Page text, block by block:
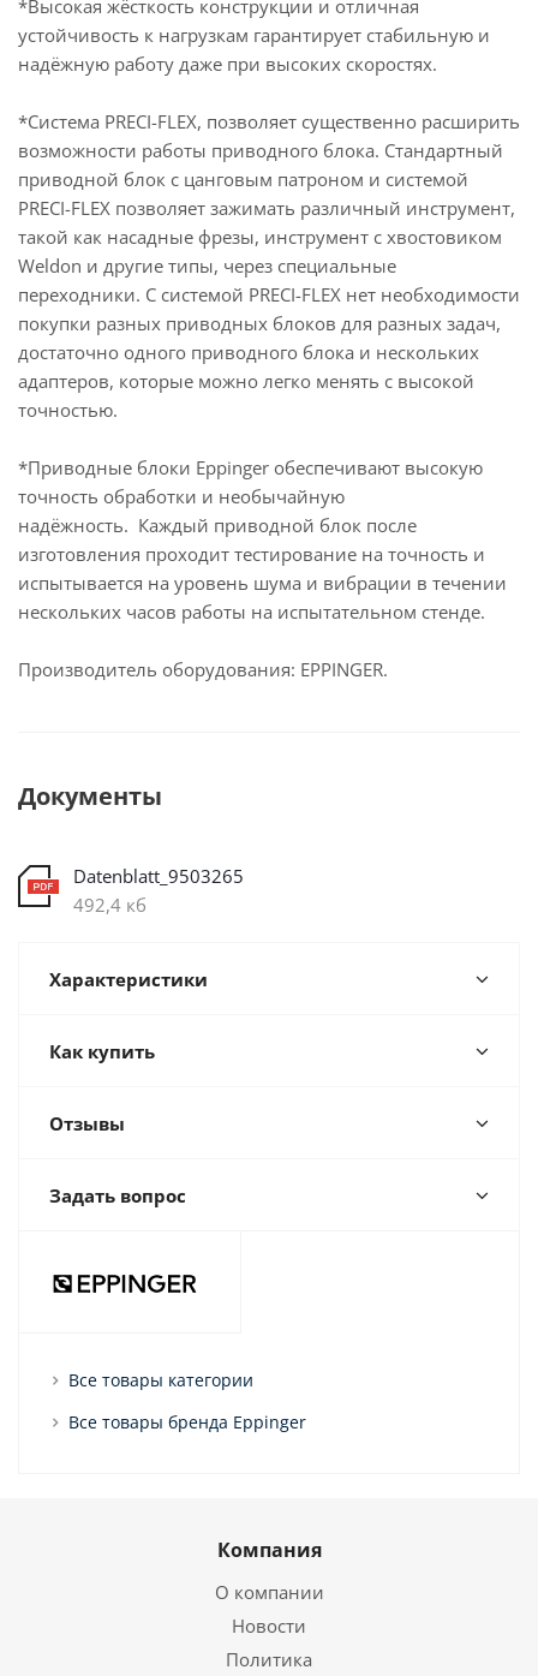
*Высокая жёсткость конструкции и отличная
устойчивость к нагрузкам гарантирует стабильную и
надёжную работу даже при высоких скоростях.
*Система PRECI-FLEX, позволяет существенно расширить
возможности работы приводного блока. Стандартный
приводной блок с цанговым патроном и системой
PRECI-FLEX позволяет зажимать различный инструмент,
такой как насадные фрезы, инструмент с хвостовиком
Weldon и другие типы, через специальные
переходники. С системой PRECI-FLEX нет необходимости
покупки разных приводных блоков для разных задач,
достаточно одного приводного блока и нескольких
адаптеров, которые можно легко менять с высокой
точностью.
*Приводные блоки Eppinger обеспечивают высокую
точность обработки и необычайную
надёжность. Каждый приводной блок после
изготовления проходит тестирование на точность и
испытывается на уровень шума и вибрации в течении
нескольких часов работы на испытательном стенде.
Производитель оборудования: EPPINGER.
Документы
Datenblatt_9503265
492,4 кб
Характеристики
Как купить
Отзывы
Задать вопрос
Все товары категории
Все товары бренда Eppinger
Компания
О компании
Новости
Политика